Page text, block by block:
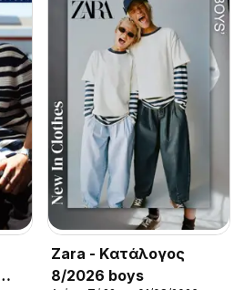
Zara - Kατάλογος
8/2026 boys